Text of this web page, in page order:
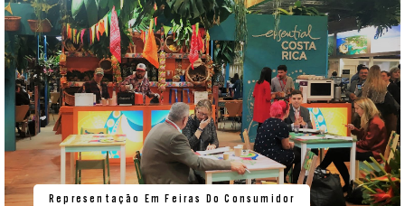
Representação Em Feiras Do Consumidor